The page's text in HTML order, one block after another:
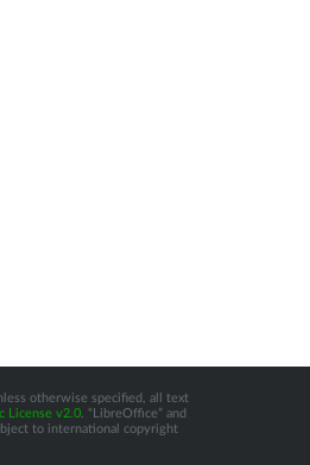
otherwise specified, all text
License v2.0. “LibreOffice” and
to international copyright